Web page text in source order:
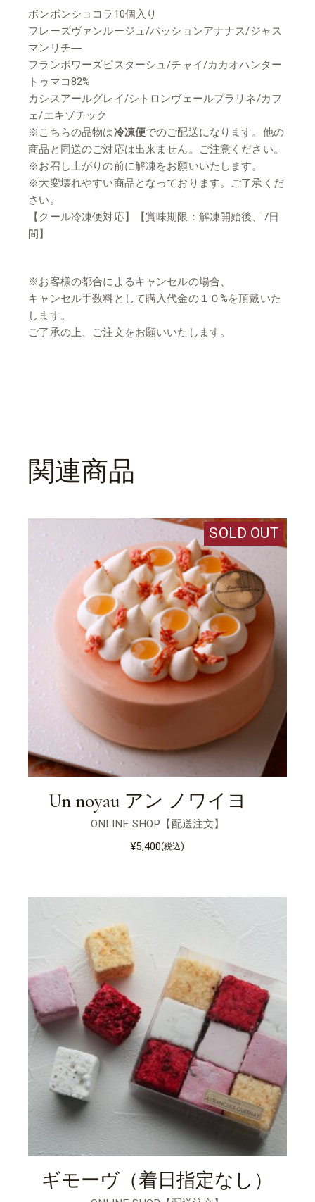
ボンボンショコラ10個入り
フレーズヴァンルージュ/パッションアナナス/ジャス
マンリチ―
フランボワーズピスターシュ/チャイ/カカオハンター
トゥマコ82%
カシスアールグレイ/シトロンヴェールプラリネ/カフ
ェ/エキゾチック
※こちらの品物は冷凍便でのご配送になります。 他の
商品と同送のご対応は出来ません。ご注意ください。
※お召し上がりの前に解凍をお願いいたします。
※大変壊れやすい商品となっております。ご了承くだ
さい。
【クール冷凍便対応】【賞味期限：解凍開始後、7日
間】
※お客様の都合によるキャンセルの場合、
キャンセル手数料として購入代金の１０%を頂戴いた
します。
ご了承の上、ご注文をお願いいたします。
関連商品
SOLD OUT
Un noyau アン ノワイヨ
ONLINE SHOP【配送注文】
¥5,400(税込)
ギモーヴ（着日指定なし）